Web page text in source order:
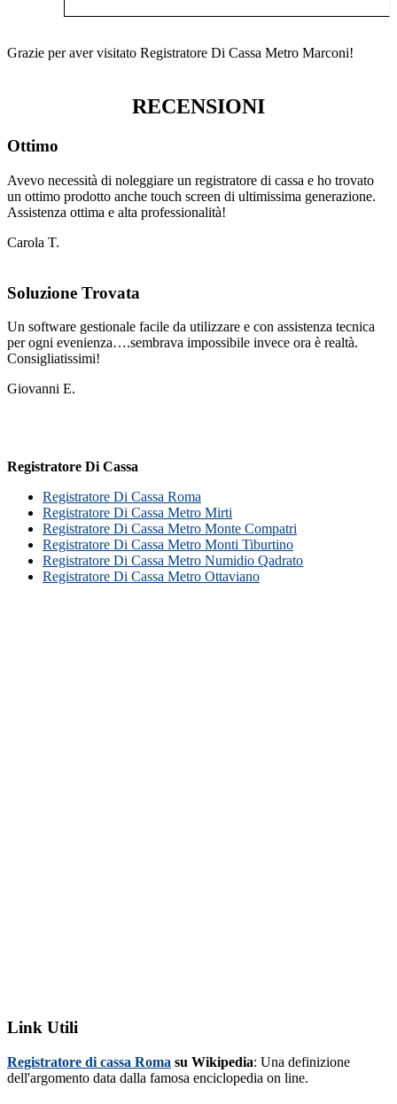
Grazie per aver visitato Registratore Di Cassa Metro Marconi!
RECENSIONI
Ottimo
Avevo necessità di noleggiare un registratore di cassa e ho trovato
un ottimo prodotto anche touch screen di ultimissima generazione.
Assistenza ottima e alta professionalità!
Carola T.
Soluzione Trovata
Un software gestionale facile da utilizzare e con assistenza tecnica
per ogni evenienza….sembrava impossibile invece ora è realtà.
Consigliatissimi!
Giovanni E.
Registratore Di Cassa
Registratore Di Cassa Roma
Registratore Di Cassa Metro Mirti
Registratore Di Cassa Metro Monte Compatri
Registratore Di Cassa Metro Monti Tiburtino
Registratore Di Cassa Metro Numidio Qadrato
Registratore Di Cassa Metro Ottaviano
Link Utili
Registratore di cassa Roma su Wikipedia: Una definizione
dell'argomento data dalla famosa enciclopedia on line.